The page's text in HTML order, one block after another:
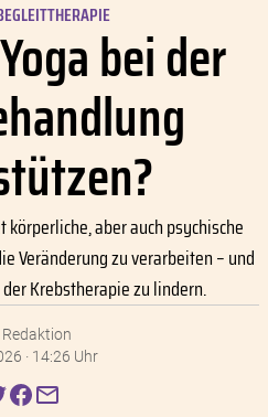
bei der
aber auch psychische
Veränderung zu verarbeiten – und
Krebstherapie zu lindern.
· 14:26 Uhr